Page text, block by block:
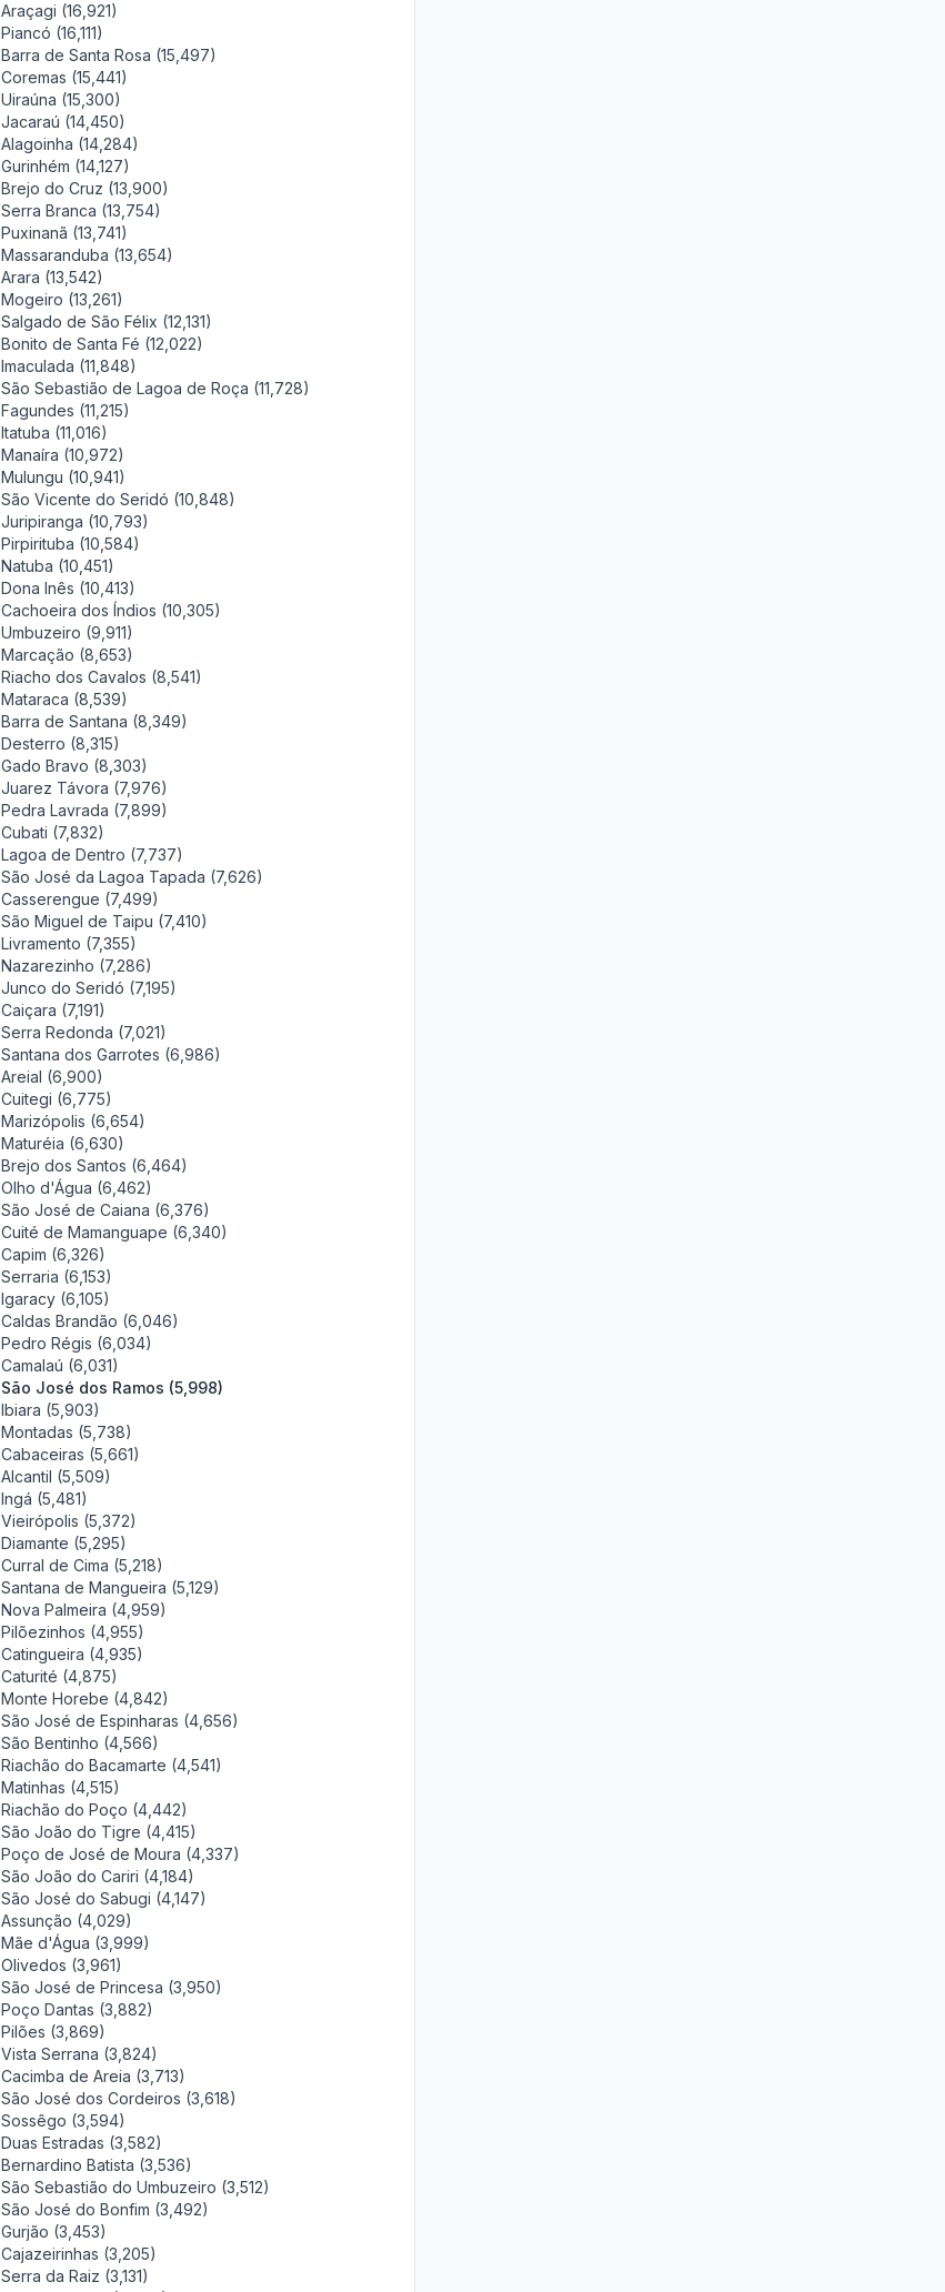
Araçagi (16,921)
Piancó (16,111)
Barra de Santa Rosa (15,497)
Coremas (15,441)
Uiraúna (15,300)
Jacaraú (14,450)
Alagoinha (14,284)
Gurinhém (14,127)
Brejo do Cruz (13,900)
Serra Branca (13,754)
Puxinanã (13,741)
Massaranduba (13,654)
Arara (13,542)
Mogeiro (13,261)
Salgado de São Félix (12,131)
Bonito de Santa Fé (12,022)
Imaculada (11,848)
São Sebastião de Lagoa de Roça (11,728)
Fagundes (11,215)
Itatuba (11,016)
Manaíra (10,972)
Mulungu (10,941)
São Vicente do Seridó (10,848)
Juripiranga (10,793)
Pirpirituba (10,584)
Natuba (10,451)
Dona Inês (10,413)
Cachoeira dos Índios (10,305)
Umbuzeiro (9,911)
Marcação (8,653)
Riacho dos Cavalos (8,541)
Mataraca (8,539)
Barra de Santana (8,349)
Desterro (8,315)
Gado Bravo (8,303)
Juarez Távora (7,976)
Pedra Lavrada (7,899)
Cubati (7,832)
Lagoa de Dentro (7,737)
São José da Lagoa Tapada (7,626)
Casserengue (7,499)
São Miguel de Taipu (7,410)
Livramento (7,355)
Nazarezinho (7,286)
Junco do Seridó (7,195)
Caiçara (7,191)
Serra Redonda (7,021)
Santana dos Garrotes (6,986)
Areial (6,900)
Cuitegi (6,775)
Marizópolis (6,654)
Maturéia (6,630)
Brejo dos Santos (6,464)
Olho d'Água (6,462)
São José de Caiana (6,376)
Cuité de Mamanguape (6,340)
Capim (6,326)
Serraria (6,153)
Igaracy (6,105)
Caldas Brandão (6,046)
Pedro Régis (6,034)
Camalaú (6,031)
São José dos Ramos (5,998)
Ibiara (5,903)
Montadas (5,738)
Cabaceiras (5,661)
Alcantil (5,509)
Ingá (5,481)
Vieirópolis (5,372)
Diamante (5,295)
Curral de Cima (5,218)
Santana de Mangueira (5,129)
Nova Palmeira (4,959)
Pilõezinhos (4,955)
Catingueira (4,935)
Caturité (4,875)
Monte Horebe (4,842)
São José de Espinharas (4,656)
São Bentinho (4,566)
Riachão do Bacamarte (4,541)
Matinhas (4,515)
Riachão do Poço (4,442)
São João do Tigre (4,415)
Poço de José de Moura (4,337)
São João do Cariri (4,184)
São José do Sabugi (4,147)
Assunção (4,029)
Mãe d'Água (3,999)
Olivedos (3,961)
São José de Princesa (3,950)
Poço Dantas (3,882)
Pilões (3,869)
Vista Serrana (3,824)
Cacimba de Areia (3,713)
São José dos Cordeiros (3,618)
Sossêgo (3,594)
Duas Estradas (3,582)
Bernardino Batista (3,536)
São Sebastião do Umbuzeiro (3,512)
São José do Bonfim (3,492)
Gurjão (3,453)
Cajazeirinhas (3,205)
Serra da Raiz (3,131)